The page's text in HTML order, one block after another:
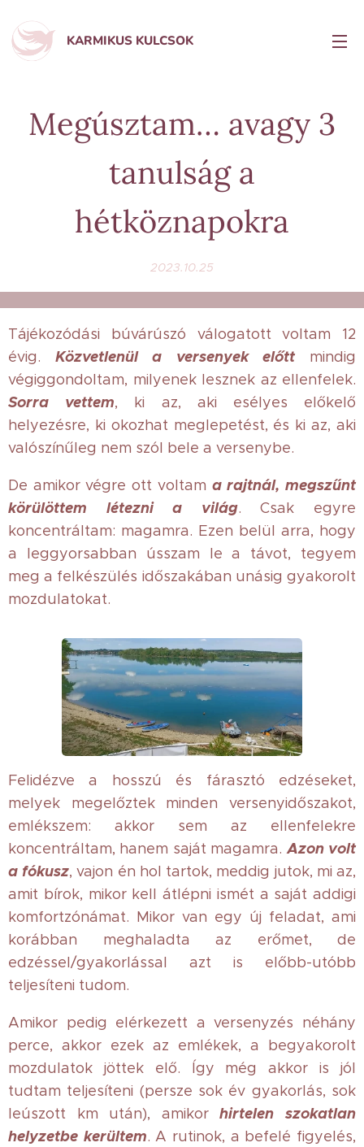
KARMIKUS KULCSOK
Megúsztam… avagy 3
tanulság a
hétköznapokra
2023.10.25
Tájékozódási búvárúszó válogatott voltam 12
évig. Közvetlenül a versenyek előttmindig
végiggondoltam, milyenek lesznek az ellenfelek.
Sorra vettem, ki az, aki esélyes előkelő
helyezésre, ki okozhat meglepetést, és ki az, aki
valószínűleg nem szól bele a versenybe.
De amikor végre ott voltam a rajtnál, megszűnt
körülöttem létezni a világ. Csak egyre
koncentráltam: magamra. Ezen belül arra, hogy
a leggyorsabban ússzam le a távot, tegyem
meg a felkészülés időszakában unásig gyakorolt
mozdulatokat.
Felidézve a hosszú és fárasztó edzéseket,
melyek megelőztek minden versenyidőszakot,
emlékszem: akkor sem az ellenfelekre
koncentráltam, hanem saját magamra.Azon volt
a fókusz, vajon én hol tartok, meddig jutok, mi az,
amit bírok, mikor kell átlépni ismét a saját addigi
komfortzónámat. Mikor van egy új feladat, ami
korábban meghaladta az erőmet, de
edzéssel/gyakorlással azt is előbb-utóbb
teljesíteni tudom.
Amikor pedig elérkezett a versenyzés néhány
perce, akkor ezek az emlékek, a begyakorolt
mozdulatok jöttek elő. Így még akkor is jól
tudtam teljesíteni (persze sok év gyakorlás, sok
leúszott km után), amikorhirtelen szokatlan
helyzetbe kerültem. A rutinok, a befelé figyelés,